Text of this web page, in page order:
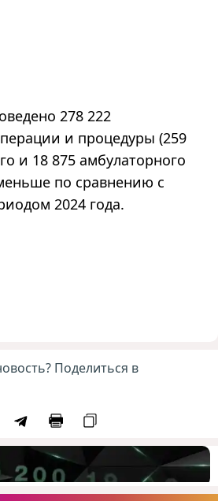
278 222
и процедуры (259
и 18 875 амбулаторного
по сравнению с
2024 года.
Поделиться в